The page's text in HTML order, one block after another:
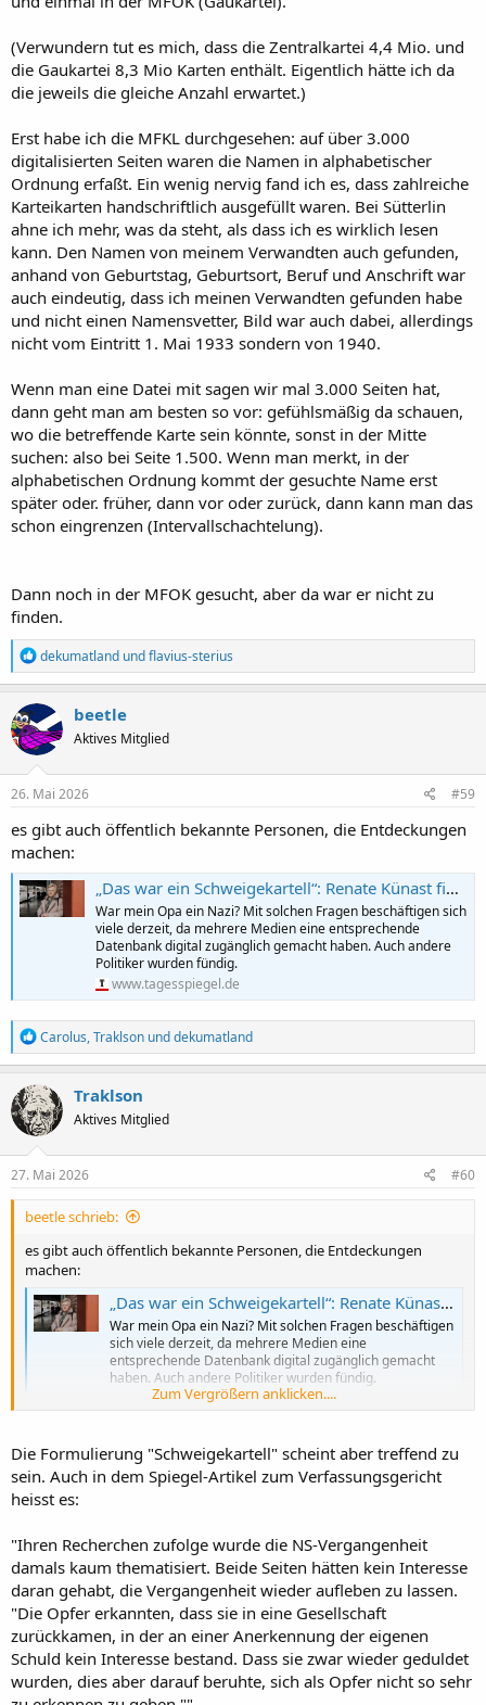
(Verwundern tut es mich, dass die Zentralkartei 4,4 Mio. und
die Gaukartei 8,3 Mio Karten enthält. Eigentlich hätte ich da
die jeweils die gleiche Anzahl erwartet.)
Erst habe ich die MFKL durchgesehen: auf über 3.000
digitalisierten Seiten waren die Namen in alphabetischer
Ordnung erfaßt. Ein wenig nervig fand ich es, dass zahlreiche
Karteikarten handschriftlich ausgefüllt waren. Bei Sütterlin
ahne ich mehr, was da steht, als dass ich es wirklich lesen
kann. Den Namen von meinem Verwandten auch gefunden,
anhand von Geburtstag, Geburtsort, Beruf und Anschrift war
auch eindeutig, dass ich meinen Verwandten gefunden habe
und nicht einen Namensvetter, Bild war auch dabei, allerdings
nicht vom Eintritt 1. Mai 1933 sondern von 1940.
Wenn man eine Datei mit sagen wir mal 3.000 Seiten hat,
dann geht man am besten so vor: gefühlsmäßig da schauen,
wo die betreffende Karte sein könnte, sonst in der Mitte
suchen: also bei Seite 1.500. Wenn man merkt, in der
alphabetischen Ordnung kommt der gesuchte Name erst
später oder. früher, dann vor oder zurück, dann kann man das
schon eingrenzen (Intervallschachtelung).
Dann noch in der MFOK gesucht, aber da war er nicht zu
finden.
R
e
a
k
t
i
o
n
e
:
dekumatland undflavius-sterius
beetle
Aktives Mitglied
26. Mai 2026 #59
es gibt auch öffentlich bekannte Personen, die Entdeckungen
machen:
„Das war ein Schweigekartell“: Renate Künast findet Vater und Onkel in NSDAP-Kartei
War mein Opa ein Nazi? Mit solchen Fragen beschäftigen sich
viele derzeit, da mehrere Medien eine entsprechende
Datenbank digital zugänglich gemacht haben. Auch andere
Politiker wurden fündig.
www.tagesspiegel.de
R
e
a
k
t
i
o
n
e
Carolus,Traklson unddekumatland
Traklson
Aktives Mitglied
27. Mai 2026 #60
beetle schrieb:
es gibt auch öffentlich bekannte Personen, die Entdeckungen
machen:
„Das war ein Schweigekartell“: Renate Künast findet Vater und Onkel in NSDAP-Kartei
War mein Opa ein Nazi? Mit solchen Fragen beschäftigen
sich viele derzeit, da mehrere Medien eine
entsprechende Datenbank digital zugänglich gemacht
haben. Auch andere Politiker wurden fündig.
www.tagesspiegel.de
Zum Vergrößern anklicken....
Die Formulierung "Schweigekartell" scheint aber treffend zu
sein. Auch in dem Spiegel-Artikel zum Verfassungsgericht
heisst es:
"Ihren Recherchen zufolge wurde die NS-Vergangenheit
damals kaum thematisiert. Beide Seiten hätten kein Interesse
daran gehabt, die Vergangenheit wieder aufleben zu lassen.
"Die Opfer erkannten, dass sie in eine Gesellschaft
zurückkamen, in der an einer Anerkennung der eigenen
Schuld kein Interesse bestand. Dass sie zwar wieder geduldet
wurden, dies aber darauf beruhte, sich als Opfer nicht so sehr